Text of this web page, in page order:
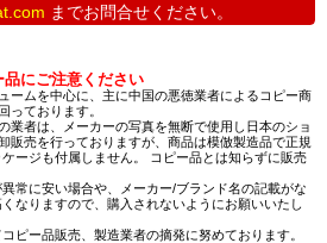
までお問合せください。
品にご注意ください
ームを中心に、主に中国の悪徳業者によるコピー商
っております。
業者は、メーカーの写真を無断で使用し日本のショ
販売を行っておりますが、商品は模倣製造品で正規
ージも付属しません。 コピー品とは知らずに販売
常に安い場合や、メーカー/ブランド名の記載がな
なりますので、購入されないようにお願いいたし
ピー品販売、製造業者の摘発に努めております。